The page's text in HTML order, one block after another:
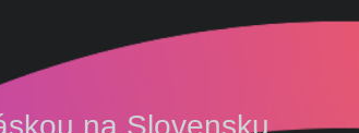
na Slovensku